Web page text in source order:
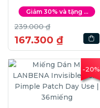
LANBENA Pore
Minimizing | 15ml
Giảm 30% và tặng ...
239.000 ₫
167.300 ₫
-20%